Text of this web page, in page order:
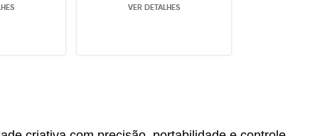
VER DETALHES